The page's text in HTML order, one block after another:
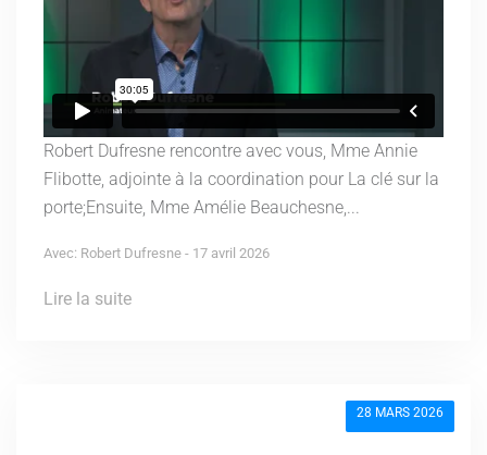
Robert Dufresne rencontre avec vous, Mme Annie
Flibotte, adjointe à la coordination pour La clé sur la
porte;Ensuite, Mme Amélie Beauchesne,...
Avec: Robert Dufresne - 17 avril 2026
Lire la suite
28 MARS 2026